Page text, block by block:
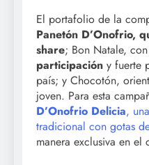
El portafolio de la
Panetón D’Onofrio,
share; Bon Natale,
participación y fuerte
país; y Chocotón,
joven. Para esta
D’Onofrio Delicia,
tradicional con gotas
manera exclusiva en el